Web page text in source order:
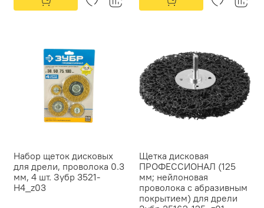
Набор щеток дисковых
для дрели, проволока 0.3
мм, 4 шт. Зубр 3521-
H4_z03
Щетка дисковая
ПРОФЕССИОНАЛ (125
мм; нейлоновая
проволока с абразивным
покрытием) для дрели